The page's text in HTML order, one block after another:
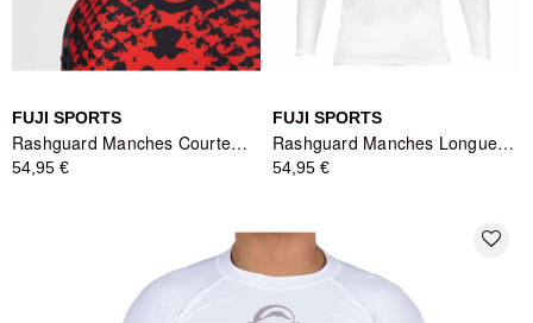
FUJI SPORTS
Rashguard Manches Courtes Oni vs. Anaconda Rouge - Fuji Sports
54,95 €
FUJI SPORTS
Rashguard Manches Longues Baseline Ranked Blanc - Fuji Sports
54,95 €
favorite_border